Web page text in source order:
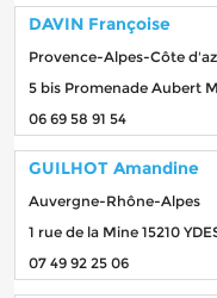
DAVIN Françoise
Provence-Alpes-Côte
5 bis Promenade Aubert
06 69 58 91 54
GUILHOT Amandine
Auvergne-Rhône-Alpes
1 rue de la Mine 15210
07 49 92 25 06